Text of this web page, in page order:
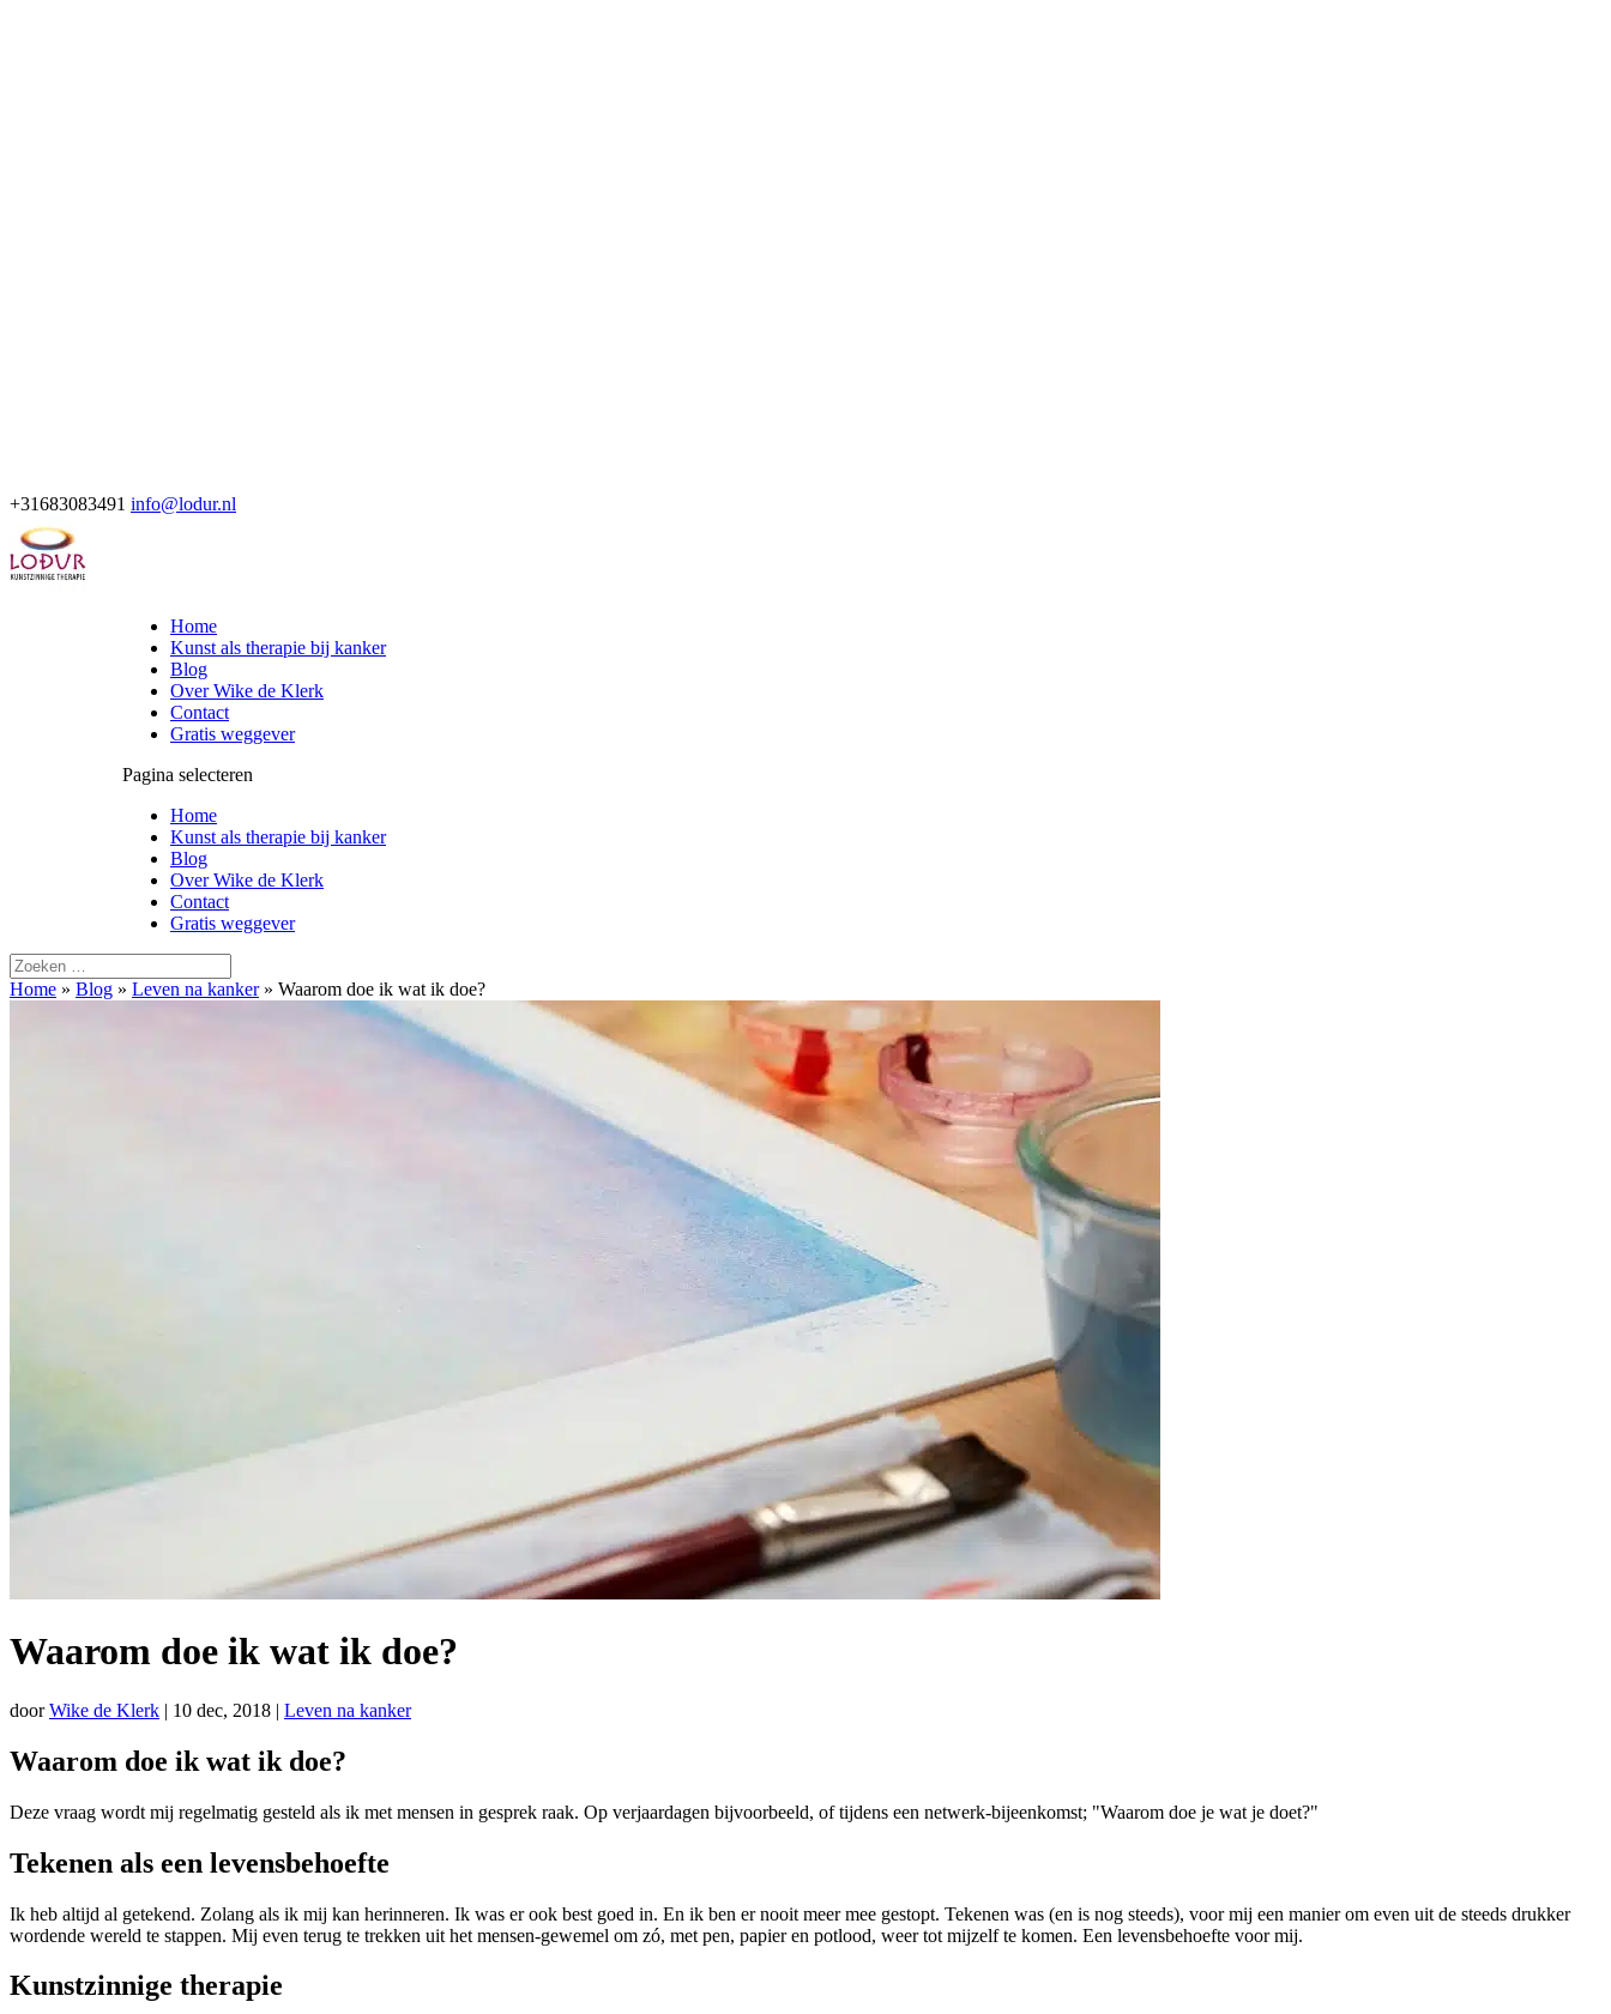
+31683083491 info@lodur.nl
Home
Kunst als therapie bij kanker
Blog
Over Wike de Klerk
Contact
Gratis weggever
Pagina selecteren
Home
Kunst als therapie bij kanker
Blog
Over Wike de Klerk
Contact
Gratis weggever
Home » Blog » Leven na kanker» Waarom doe ik wat ik doe?
Waarom doe ik wat ik doe?
doorWike de Klerk | 10 dec, 2018 | Leven na kanker
Waarom doe ik wat ik doe?
Deze vraag wordt mij regelmatig gesteld als ik met mensen in gesprek raak. Op verjaardagen bijvoorbeeld, of tijdens een netwerk-bijeenkomst; "Waarom doe je wat je doet?"
Tekenen als een levensbehoefte
Ik heb altijd al getekend. Zolang als ik mij kan herinneren. Ik was er ook best goed in. En ik ben er nooit meer mee gestopt. Tekenen was (en is nog steeds), voor mij een manier om even uit de steeds drukker
wordende wereld te stappen. Mij even terug te trekken uit het mensen-gewemel om zó, met pen, papier en potlood, weer tot mijzelf te komen. Een levensbehoefte voor mij.
Kunstzinnige therapie